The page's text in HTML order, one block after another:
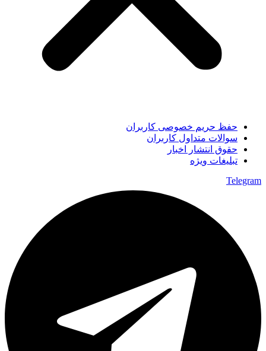
حفظ حریم خصوصی کاربران
سوالات متداول کاربران
حقوق انتشار اخبار
تبلیغات ویژه
Telegram